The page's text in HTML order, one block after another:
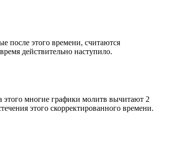
после этого времени, считаются
действительно наступило.
многие графики молитв вычитают 2
этого скорректированного времени.